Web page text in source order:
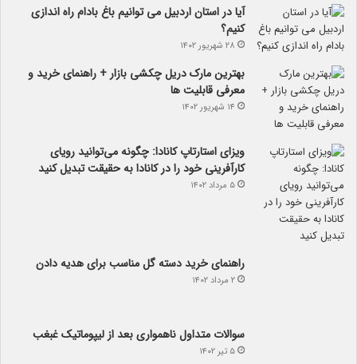
آیا در استان اردبیل می توانیم باغ بادام راه اندازی
کنیم؟
۲۸ شهریور ۱۴۰۲
بهترین مارک دریل چکشی بازار + راهنمای خرید و
معرفی قابلیت ها
۱۴ شهریور ۱۴۰۲
ویزای استارتاپ کانادا: چگونه می‌توانید رویای
کارآفرینی خود را در کانادا به حقیقت تبدیل کنید
۵ مرداد ۱۴۰۲
راهنمای خرید دسته گل مناسب برای هدیه دادن
۲ مرداد ۱۴۰۲
سوالات متداول ناهمواری بعد از لیپوماتیک غبغب
۵ تیر ۱۴۰۲